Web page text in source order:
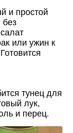
и простой
без
или ужин к
тунец для
лук,
и перец.